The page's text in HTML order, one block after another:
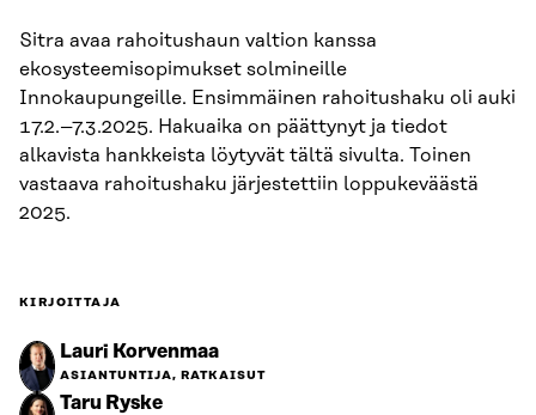
Sitra avaa rahoitushaun valtion kanssa
ekosysteemisopimukset solmineille
Innokaupungeille. Ensimmäinen rahoitushaku oli auki
17.2.–7.3.2025. Hakuaika on päättynyt ja tiedot
alkavista hankkeista löytyvät tältä sivulta. Toinen
vastaava rahoitushaku järjestettiin loppukeväästä
2025.
KIRJOITTAJA
Lauri Korvenmaa
ASIANTUNTIJA, RATKAISUT
Taru Ryske